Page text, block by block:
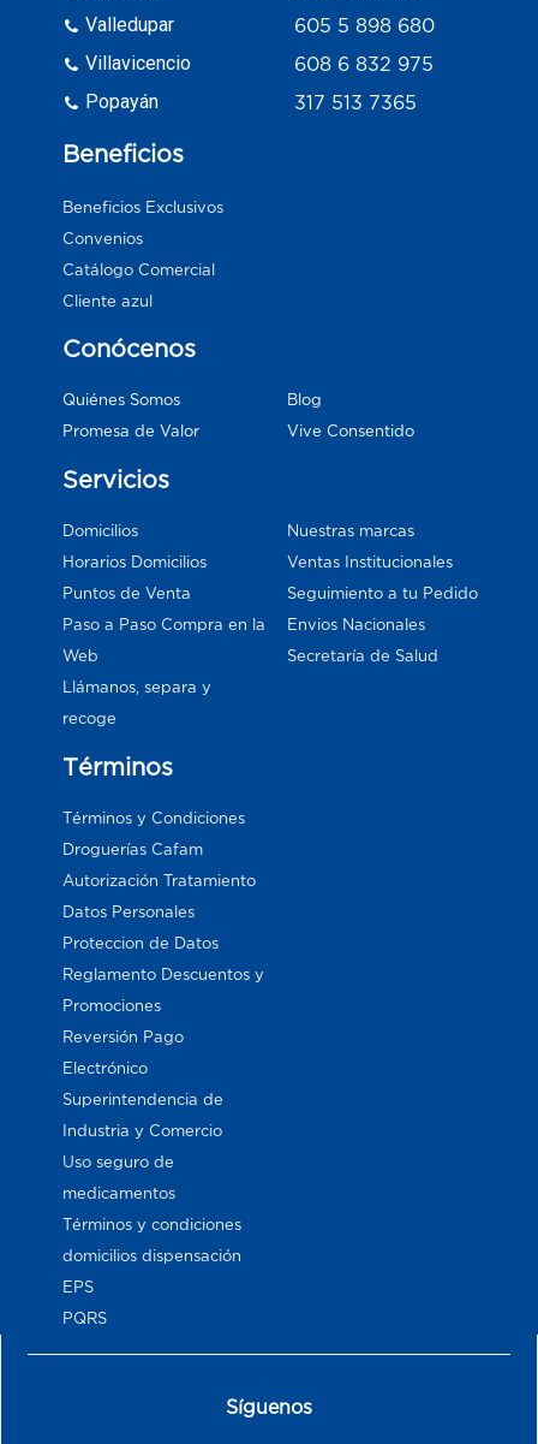
Valledupar
Villavicencio
Popayán
605 5 898 680
608 6 832 975
317 513 7365
Beneficios
Beneficios Exclusivos
Convenios
Catálogo Comercial
Cliente azul
Conócenos
Quiénes Somos
Promesa de Valor
Blog
Vive Consentido
Servicios
Domicilios
Horarios Domicilios
Puntos de Venta
Paso a Paso Compra en la
Web
Llámanos, separa y
recoge
Nuestras marcas
Ventas Institucionales
Seguimiento a tu Pedido
Envios Nacionales
Secretaría de Salud
Términos
Términos y Condiciones
Droguerías Cafam
Autorización Tratamiento
Datos Personales
Proteccion de Datos
Reglamento Descuentos y
Promociones
Reversión Pago
Electrónico
Superintendencia de
Industria y Comercio
Uso seguro de
medicamentos
Términos y condiciones
domicilios dispensación
EPS
PQRS
Síguenos